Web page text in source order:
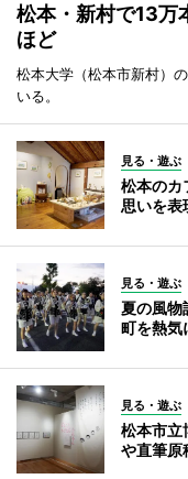
松本・新村で13
ほど
松本大学（松本市新村）
いる。
見る・遊ぶ
松本の
思いを
見る・遊ぶ
夏の風
町を熱気
見る・遊ぶ
松本市
や直筆原